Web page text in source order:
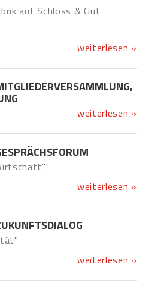
auf Schloss & Gut
weiterlesen »
weiterlesen »
weiterlesen »
weiterlesen »